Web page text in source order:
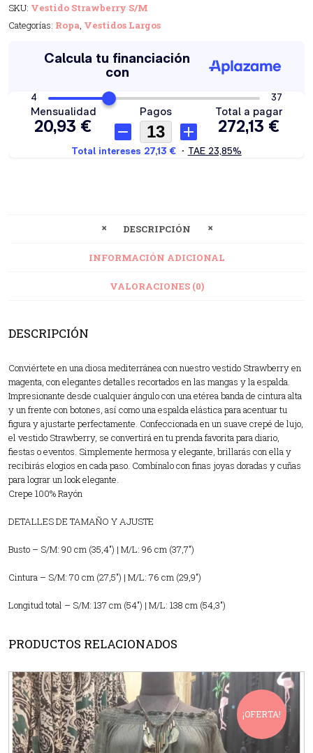
SKU: Vestido Strawberry S/M
Categorías: Ropa, Vestidos Largos
DESCRIPCIÓN
INFORMACIÓN ADICIONAL
VALORACIONES (0)
DESCRIPCIÓN
Conviértete en una diosa mediterránea con nuestro vestido Strawberry en
magenta, con elegantes detalles recortados en las mangas y la espalda.
Impresionante desde cualquier ángulo con una etérea banda de cintura alta
y un frente con botones, así como una espalda elástica para acentuar tu
figura y ajustarte perfectamente. Confeccionada en un suave crepé de lujo,
el vestido Strawberry, se convertirá en tu prenda favorita para diario,
fiestas o eventos. Simplemente hermosa y elegante, brillarás con ella y
recibirás elogios en cada paso. Combínalo con finas joyas doradas y cuñas
para lograr un look elegante.
Crepe 100% Rayón
DETALLES DE TAMAÑO Y AJUSTE
Busto – S/M: 90 cm (35,4″) | M/L: 96 cm (37,7″)
Cintura – S/M: 70 cm (27,5″) | M/L: 76 cm (29,9″)
Longitud total – S/M: 137 cm (54″) | M/L: 138 cm (54,3″)
PRODUCTOS RELACIONADOS
¡OFERTA!